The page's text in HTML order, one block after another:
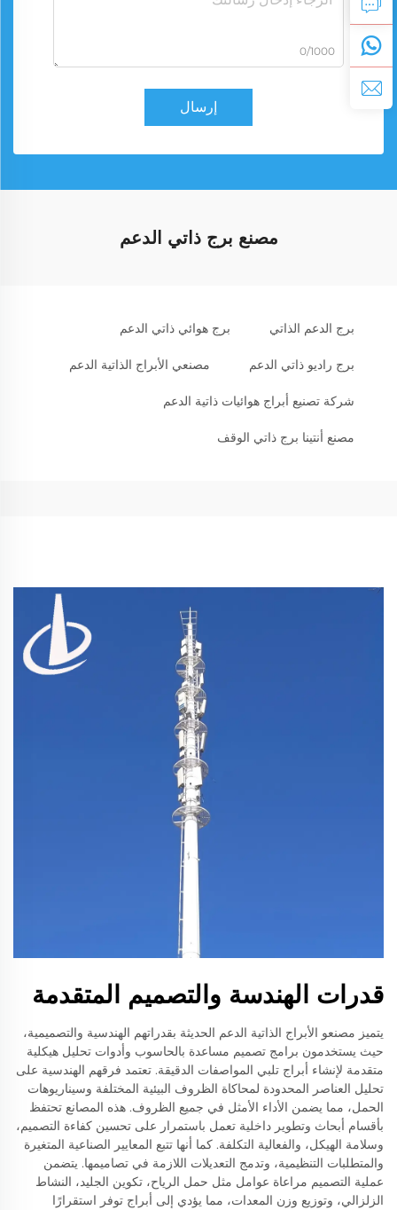
0/1000
إرسال
مصنع برج ذاتي الدعم
برج الدعم الذاتي برج هوائي ذاتي الدعم
برج راديو ذاتي الدعم مصنعي الأبراج الذاتية الدعم
شركة تصنيع أبراج هوائيات ذاتية الدعم
مصنع أنتينا برج ذاتي الوقف
قدرات الهندسة والتصميم المتقدمة
يتميز مصنعو الأبراج الذاتية الدعم الحديثة بقدراتهم الهندسية والتصميمية،
حيث يستخدمون برامج تصميم مساعدة بالحاسوب وأدوات تحليل هيكلية
متقدمة لإنشاء أبراج تلبي المواصفات الدقيقة. تعتمد فرقهم الهندسية على
تحليل العناصر المحدودة لمحاكاة الظروف البيئية المختلفة وسيناريوهات
الحمل، مما يضمن الأداء الأمثل في جميع الظروف. هذه المصانع تحتفظ
بأقسام أبحاث وتطوير داخلية تعمل باستمرار على تحسين كفاءة التصميم،
وسلامة الهيكل، والفعالية التكلفة. كما أنها تتبع المعايير الصناعية المتغيرة
والمتطلبات التنظيمية، وتدمج التعديلات اللازمة في تصاميمها. يتضمن
عملية التصميم مراعاة عوامل مثل حمل الرياح، تكوين الجليد، النشاط
الزلزالي، وتوزيع وزن المعدات، مما يؤدي إلى أبراج توفر استقرارًا